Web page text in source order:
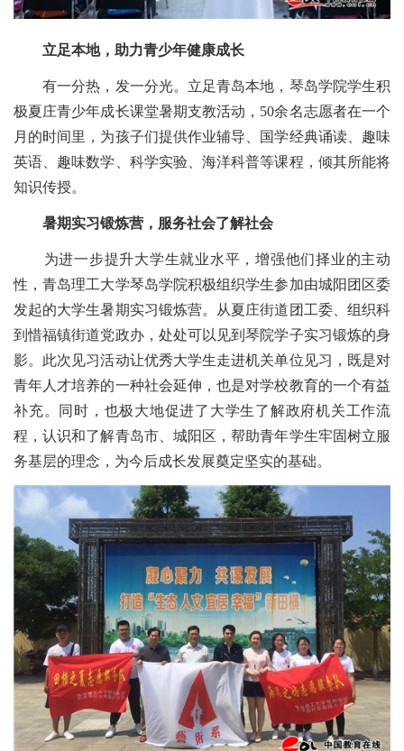
立足本地，助力青少年健康成长
有一分热，发一分光。立足青岛本地，琴岛学院学生积
极夏庄青少年成长课堂暑期支教活动，50余名志愿者在一个
月的时间里，为孩子们提供作业辅导、国学经典诵读、趣味
英语、趣味数学、科学实验、海洋科普等课程，倾其所能将
知识传授。
暑期实习锻炼营，服务社会了解社会
为进一步提升大学生就业水平，增强他们择业的主动
性，青岛理工大学琴岛学院积极组织学生参加由城阳团区委
发起的大学生暑期实习锻炼营。从夏庄街道团工委、组织科
到惜福镇街道党政办，处处可以见到琴院学子实习锻炼的身
影。此次见习活动让优秀大学生走进机关单位见习，既是对
青年人才培养的一种社会延伸，也是对学校教育的一个有益
补充。同时，也极大地促进了大学生了解政府机关工作流
程，认识和了解青岛市、城阳区，帮助青年学生牢固树立服
务基层的理念，为今后成长发展奠定坚实的基础。